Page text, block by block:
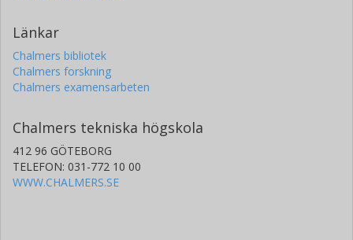
Länkar
Chalmers bibliotek
Chalmers forskning
Chalmers examensarbeten
Chalmers tekniska högskola
412 96 GÖTEBORG
TELEFON: 031-772 10 00
WWW.CHALMERS.SE